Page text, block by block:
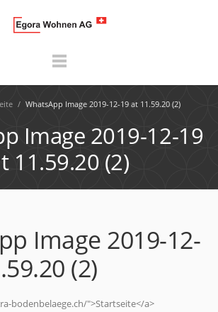
/ WhatsApp Image 2019-12-19 at 11.59.20 (2)
Image 2019-12-19
11.59.20 (2)
Image 2019-12-
(2)
bodenbelaege.ch/">Startseite</a>